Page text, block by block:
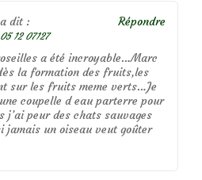
a dit :
12 07127
a été incroyable…Marc
la formation des fruits,les
sur les fruits meme verts…Je
coupelle d eau parterre pour
j’ai peur des chats sauvages
un oiseau veut goûter
Répondre